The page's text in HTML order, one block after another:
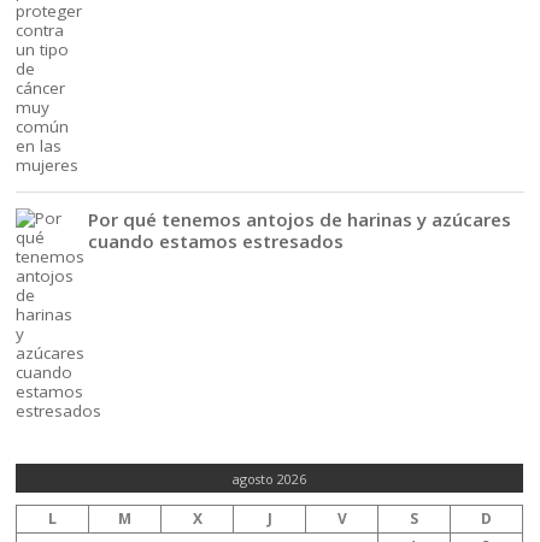
Por qué tenemos antojos de harinas y azúcares
cuando estamos estresados
agosto 2026
L M X J V S
D